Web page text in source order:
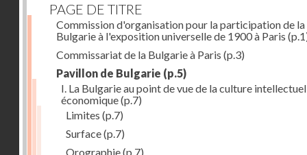
PAGE DE TITRE
Commission d'organisation pour la participation de la
Bulgarie à l'exposition universelle de 1900 à Paris
Commissariat de la Bulgarie à Paris (p.3)
Pavillon de Bulgarie (p.5)
I. La Bulgarie au point de vue de la culture
économique(p.7)
Limites (p.7)
Surface(p.7)
Orographie(p.7)